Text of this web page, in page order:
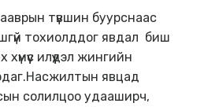
түвшин буурснаас
тохиолддог явдал биш
илүүдэл жингийн
Насжилтын явцад
солилцоо удааширч,